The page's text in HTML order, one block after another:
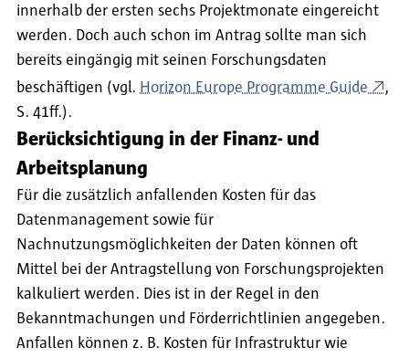
innerhalb der ersten sechs Projektmonate eingereicht
werden. Doch auch schon im Antrag sollte man sich
bereits eingängig mit seinen Forschungsdaten
beschäftigen (vgl. Horizon Europe Programme Guide
,
S. 41ff.).
Berücksichtigung in der Finanz- und
Arbeitsplanung
Für die zusätzlich anfallenden Kosten für das
Datenmanagement sowie für
Nachnutzungsmöglichkeiten der Daten können oft
Mittel bei der Antragstellung von Forschungsprojekten
kalkuliert werden. Dies ist in der Regel in den
Bekanntmachungen und Förderrichtlinien angegeben.
Anfallen können z. B. Kosten für Infrastruktur wie